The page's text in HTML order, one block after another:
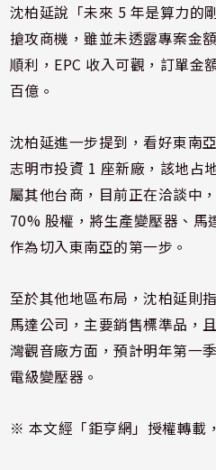
沈柏延說「未來 5 年是算力的
搶攻商機，雖並未透露專案金
順利，EPC 收入可觀，訂單金
百億。
沈柏延進一步提到，看好東南
志明市投資 1 座新廠，該地占
屬其他台商，目前正在洽談中
70% 股權，將生產變壓器、馬
作為切入東南亞的第一步。
至於其他地區布局，沈柏延則
馬達公司，主要銷售標準品，
灣觀音廠方面，預計明年第一
電級變壓器。
※ 本文經「鉅亨網」授權轉載